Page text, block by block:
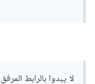
فيما يلي مثال عن
لا يبدوا بالرابط